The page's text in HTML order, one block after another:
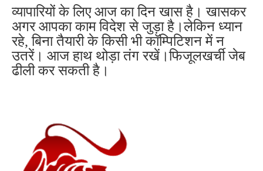
व्यापारियों के लिए आज का दिन खास है। खासकर
अगर आपका काम विदेश से जुड़ा है।लेकिन ध्यान
रहे, बिना तैयारी के किसी भी कॉम्पिटिशन में न
उतरें। आज हाथ थोड़ा तंग रखें।फिजूलखर्ची जेब
ढीली कर सकती है।